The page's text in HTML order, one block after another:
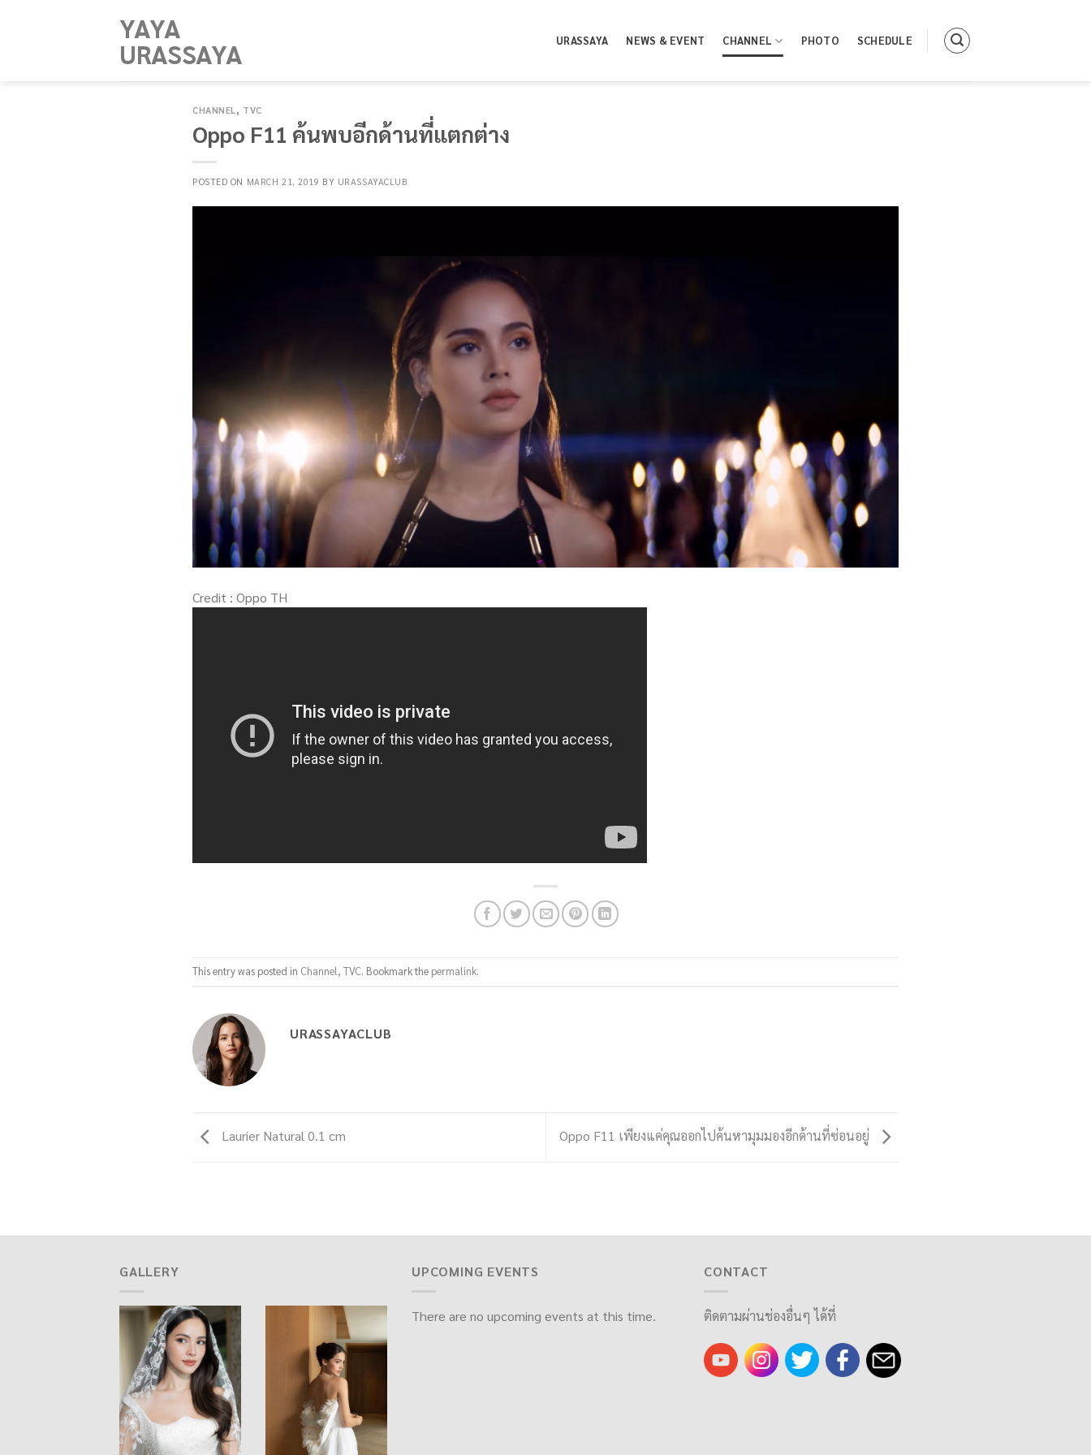
YAYA
URASSAYA URASSAYA NEWS & EVENT CHANNEL PHOTO SCHEDULE
CHANNEL, TVC
Oppo F11 ค้นพบอีกด้านที่แตกต่าง
POSTED ON MARCH 21, 2019 BY URASSAYACLUB
Credit : Oppo TH
This entry was posted in Channel, TVC. Bookmark the permalink.
URASSAYACLUB
Laurier Natural 0.1 cm Oppo F11 เพียงแค่คุณออกไปค้นหามุมมองอีกด้านที่ซ่อนอยู่
GALLERY UPCOMING EVENTS
There are no upcoming events at this time.
CONTACT
ติดตามผ่านช่องอื่นๆ ได้ที่